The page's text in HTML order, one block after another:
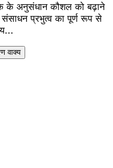
के अनुसंधान कौशल को बढ़ाने
प्रभुत्व का पूर्ण रूप से
वाक्य